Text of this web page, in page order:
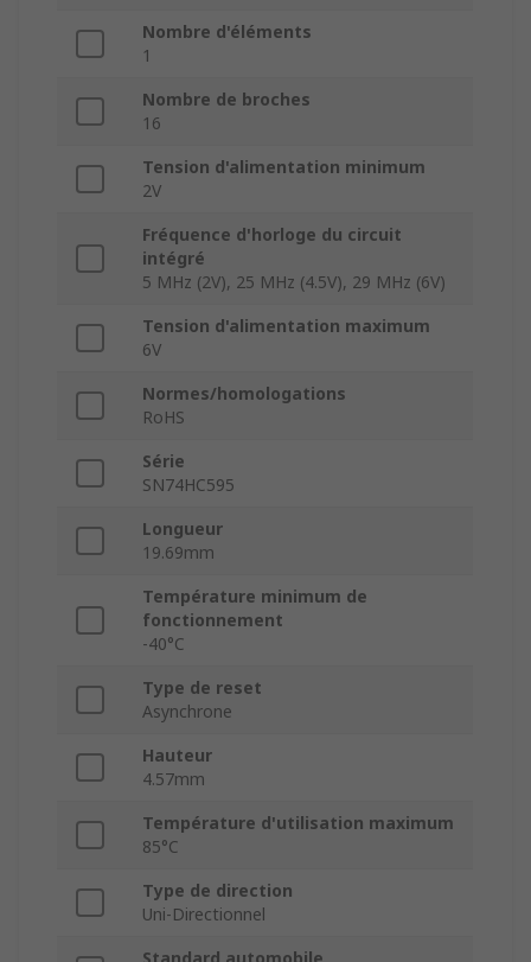
Nombre d'éléments
1
Nombre de broches
16
Tension d'alimentation minimum
2V
Fréquence d'horloge du circuit
intégré
5 MHz (2V), 25 MHz (4.5V), 29 MHz (6V)
Tension d'alimentation maximum
6V
Normes/homologations
RoHS
Série
SN74HC595
Longueur
19.69mm
Température minimum de
fonctionnement
-40°C
Type de reset
Asynchrone
Hauteur
4.57mm
Température d'utilisation maximum
85°C
Type de direction
Uni-Directionnel